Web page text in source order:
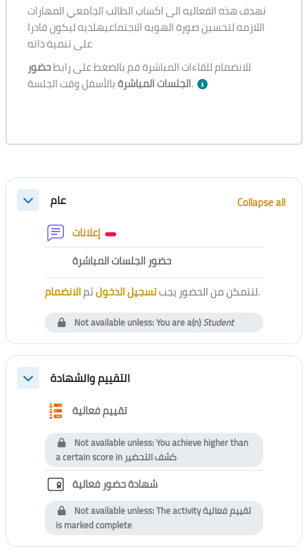
تهدف هذه الفعاليه الى اكساب الطالب الجامعي المهارات
اللازمه لتحسين صورة الهويه الاجتماعيهلديه ليكون قادرا
على تنمية ذاته
للانضمام للقاءات المباشرة قم بالضغط على رابطحضور
الجلسات المباشرةبالأسفل وقت الجلسة.
Section outline
Collapseعام
Collapse all
Forum
حضور الجلسات المباشرةExternal tool
لتتمكن من الحضور يجبتسجيل الدخولثمالانضمام .
Not available unless: You are a(n)Student
Collapseالتقييم والشهادة
تقييم فعاليةQuestionnaire
Not available unless: You achieve higher than
a certain score inكشف التحضير
شهادة حضور فعاليةCustom certificate
Not available unless: The activityتقييم فعالية
is marked complete